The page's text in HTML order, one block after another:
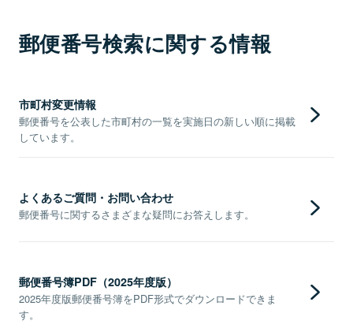
郵便番号検索に関する情報
市町村変更情報
郵便番号を公表した市町村の一覧を実施日の新しい順に掲載
しています。
よくあるご質問・お問い合わせ
郵便番号に関するさまざまな疑問にお答えします。
郵便番号簿PDF（2025年度版）
2025年度版郵便番号簿をPDF形式でダウンロードできま
す。